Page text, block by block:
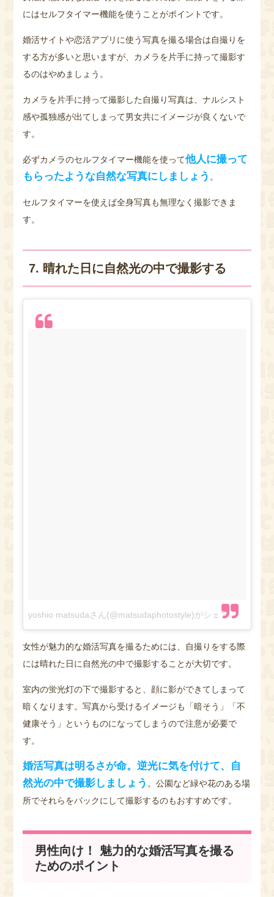
にはセルフタイマー機能を使うことがポイントです。
婚活サイトや恋活アプリに使う写真を撮る場合は自撮りを
する方が多いと思いますが、カメラを片手に持って撮影す
るのはやめましょう。
カメラを片手に持って撮影した自撮り写真は、ナルシスト
感や孤独感が出てしまって男女共にイメージが良くないで
す。
必ずカメラのセルフタイマー機能を使って他人に撮って
もらったような自然な写真にしましょう 。
セルフタイマーを使えば全身写真も無理なく撮影できま
す。
7. 晴れた日に自然光の中で撮影する
yoshio matsudaさん(@matsudaphotostyle)がシェアした投稿
女性が魅力的な婚活写真を撮るためには、自撮りをする際
には晴れた日に自然光の中で撮影することが大切です。
室内の蛍光灯の下で撮影すると、顔に影ができてしまって
暗くなります。写真から受けるイメージも「暗そう」「不
健康そう」というものになってしまうので注意が必要で
す。
婚活写真は明るさが命。逆光に気を付けて、自
然光の中で撮影しましょう 。公園など緑や花のある場
所でそれらをバックにして撮影するのもおすすめです。
男性向け！ 魅力的な婚活写真を撮る
ためのポイント